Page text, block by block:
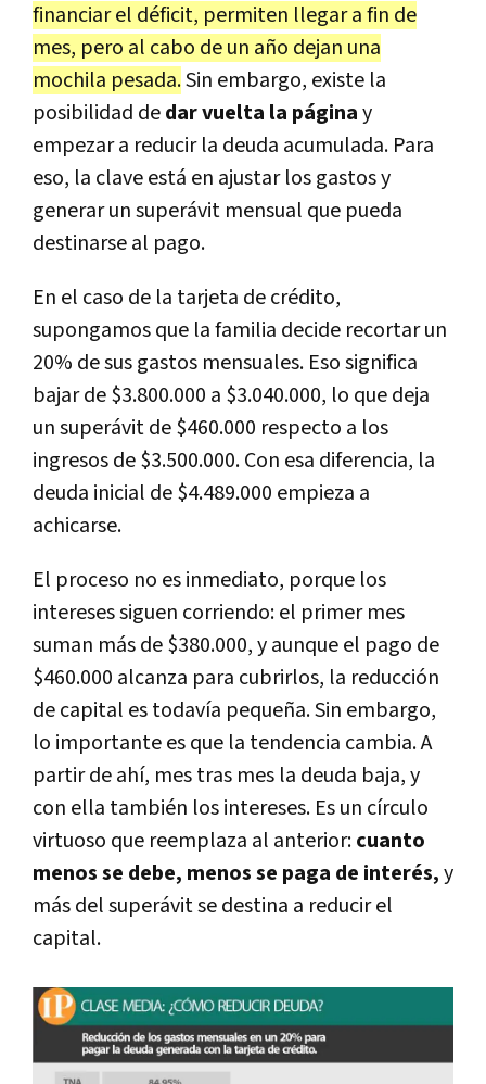
financiar el déficit, permiten llegar a fin de
mes, pero al cabo de un año dejan una
mochila pesada.Sin embargo, existe la
posibilidad dedar vuelta la páginay
empezar a reducir la deuda acumulada. Para
eso, la clave está en ajustar los gastos y
generar un superávit mensual que pueda
destinarse al pago.
En el caso de la tarjeta de crédito,
supongamos que la familia decide recortar un
20% de sus gastos mensuales. Eso significa
bajar de $3.800.000 a $3.040.000, lo que deja
un superávit de $460.000 respecto a los
ingresos de $3.500.000. Con esa diferencia, la
deuda inicial de $4.489.000 empieza a
achicarse.
El proceso no es inmediato, porque los
intereses siguen corriendo: el primer mes
suman más de $380.000, y aunque el pago de
$460.000 alcanza para cubrirlos, la reducción
de capital es todavía pequeña. Sin embargo,
lo importante es que la tendencia cambia. A
partir de ahí, mes tras mes la deuda baja, y
con ella también los intereses. Es un círculo
virtuoso que reemplaza al anterior:cuanto
menos se debe, menos se paga de interés,y
más del superávit se destina a reducir el
capital.